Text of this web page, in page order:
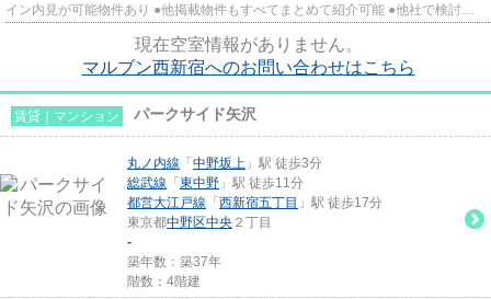
イン内見が可能物件あり ●他掲載物件もすべてまとめて紹介可能 ●他社で検討
現在空室情報がありません。
マルブン西新宿へのお問い合わせはこちら
賃貸｜マンション パークサイド矢沢
丸ノ内線 「 中野坂上 」駅 徒歩3分
総武線 「 東中野 」駅 徒歩11分
都営大江戸線 「 西新宿五丁目 」駅 徒歩17分
東京都中野区中央 ２丁目
-
築年数：築37年
階数：4階建